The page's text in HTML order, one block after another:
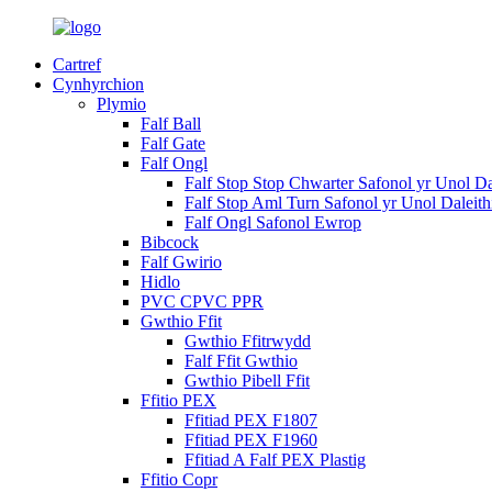
Cartref
Cynhyrchion
Plymio
Falf Ball
Falf Gate
Falf Ongl
Falf Stop Stop Chwarter Safonol yr Unol
Falf Stop Aml Turn Safonol yr Unol
Falf Ongl Safonol Ewrop
Bibcock
Falf Gwirio
Hidlo
PVC CPVC PPR
Gwthio Ffit
Gwthio Ffitrwydd
Falf Ffit Gwthio
Gwthio Pibell Ffit
Ffitio PEX
Ffitiad PEX F1807
Ffitiad PEX F1960
Ffitiad A Falf PEX Plastig
Ffitio Copr